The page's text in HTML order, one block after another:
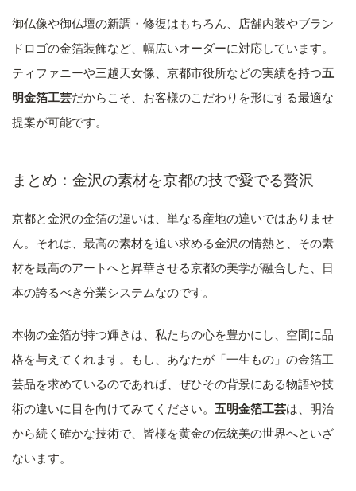
御仏像や御仏壇の新調・修復はもちろん、店舗内装やブラン
ドロゴの金箔装飾など、幅広いオーダーに対応しています。
ティファニーや三越天女像、京都市役所などの実績を持つ五
明金箔工芸だからこそ、お客様のこだわりを形にする最適な
提案が可能です。
まとめ：金沢の素材を京都の技で愛でる贅沢
京都と金沢の金箔の違いは、単なる産地の違いではありませ
ん。それは、最高の素材を追い求める金沢の情熱と、その素
材を最高のアートへと昇華させる京都の美学が融合した、日
本の誇るべき分業システムなのです。
本物の金箔が持つ輝きは、私たちの心を豊かにし、空間に品
格を与えてくれます。もし、あなたが「一生もの」の金箔工
芸品を求めているのであれば、ぜひその背景にある物語や技
術の違いに目を向けてみてください。 五明金箔工芸は、明治
から続く確かな技術で、皆様を黄金の伝統美の世界へといざ
ないます。